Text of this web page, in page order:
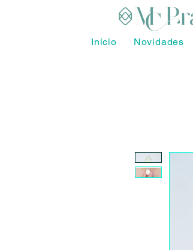
Início Novidades